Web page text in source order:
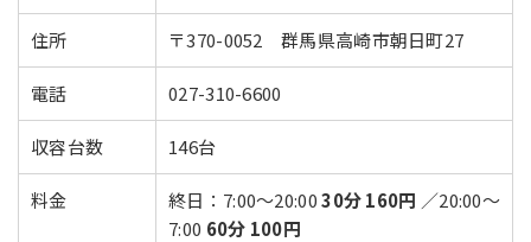
住所 〒370-0052 群馬県高崎市朝日町27
電話 027-310-6600
収容台数 146台
料金 終日：7:00～20:0030分 160円 ／20:00～
7:00 60分 100円